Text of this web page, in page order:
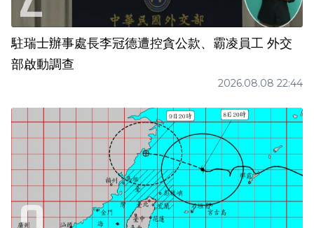
駐瑞士辦事處長李冠德遭控貪公款、霸凌員工 外交
部啟動調查
2026.08.08 22:44